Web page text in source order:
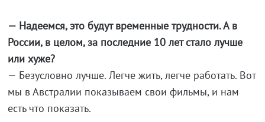
— Надеемся, это будут временные трудности. А в
России, в целом, за последние 10 лет стало лучше
или хуже?
— Безусловно лучше. Легче жить, легче работать. Вот
мы в Австралии показываем свои фильмы, и нам
есть что показать.